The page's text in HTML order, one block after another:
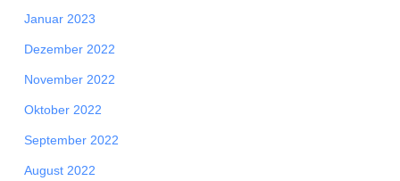
Januar 2023
Dezember 2022
November 2022
Oktober 2022
September 2022
August 2022